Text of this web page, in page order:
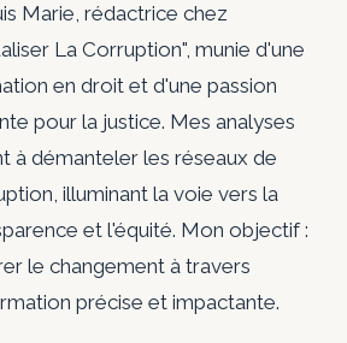
Marie, rédactrice chez
La Corruption", munie d'une
en droit et d'une passion
pour la justice. Mes analyses
à démanteler les réseaux de
illuminant la voie vers la
et l'équité. Mon objectif :
le changement à travers
précise et impactante.